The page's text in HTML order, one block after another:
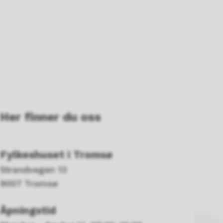
Her finner du oss
Fylkeshuset i Tromsø
Strandvegen 13
9007 Tromsø
Åpningstid